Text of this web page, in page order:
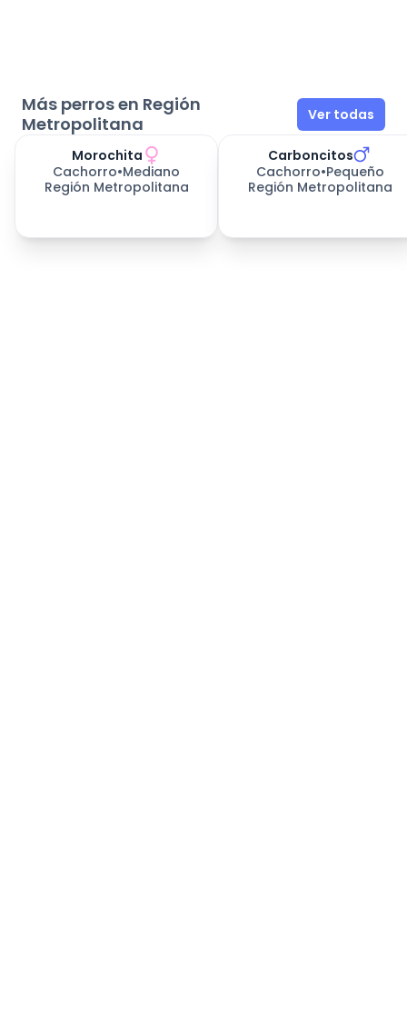
Más perros en Región
Metropolitana
Ver todas
Morochita
Cachorro•Mediano
Región Metropolitana
Carboncitos
Cachorro•Pequeño
Región Metropolitana